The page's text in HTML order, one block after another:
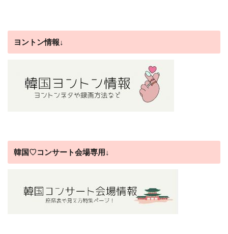
ヨントン情報↓
韓国♡コンサート会場専用↓